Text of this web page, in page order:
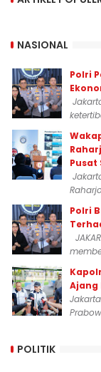
NASIONAL
Polri
Pusat
Polri
Ajang
POLITIK